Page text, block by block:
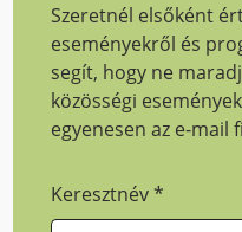
Szeretnél elsőként
eseményekről és
segít, hogy ne
közösségi
egyenesen az e-mail
Keresztnév*